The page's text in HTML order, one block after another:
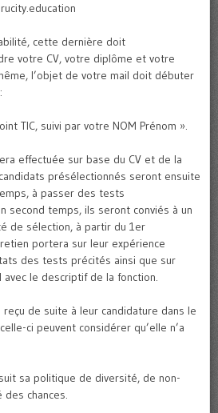
cette dernière doit
votre CV, votre diplôme et votre
l’objet de votre mail doit débuter
TIC, suivi par votre NOM Prénom ».
effectuée sur base du CV et de la
présélectionnés seront ensuite
à passer des tests
second temps, ils seront conviés à un
de sélection, à partir du 1er
portera sur leur expérience
des tests précités ainsi que sur
avec le descriptif de la fonction.
reçu de suite à leur candidature dans le
ci peuvent considérer qu’elle n’a
sa politique de diversité, de non-
des chances.